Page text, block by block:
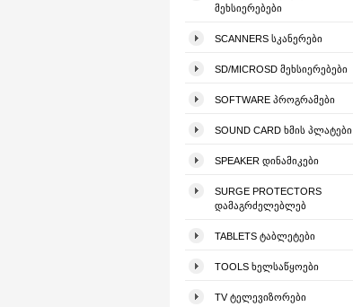
ᲛᲔᲮᲡᲘᲔᲠᲔᲑᲔᲑᲘ
SCANNERS ᲡᲙᲐᲜᲔᲠᲔᲑᲘ
SD/MICROSD ᲛᲔᲮᲡᲘᲔᲠᲔᲑᲔᲑᲘ
SOFTWARE ᲞᲠᲝᲒᲠᲐᲛᲔᲑᲘ
SOUND CARD ᲮᲛᲘᲡ ᲞᲚᲐᲢᲔᲑᲘ
SPEAKER ᲓᲘᲜᲐᲛᲘᲙᲔᲑᲘ
SURGE PROTECTORS
ᲓᲐᲛᲐᲒᲠᲫᲔᲚᲔᲑᲚᲔᲑ
TABLETS ᲢᲐᲑᲚᲔᲢᲔᲑᲘ
TOOLS ᲮᲔᲚᲡᲐᲬᲧᲝᲔᲑᲘ
TV ᲢᲔᲚᲔᲕᲘᲖᲝᲠᲔᲑᲘ